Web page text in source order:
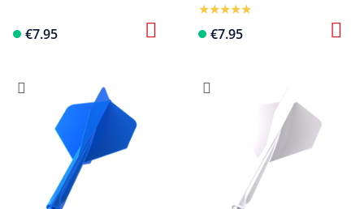
€7.95
Clear - Medium
€7.95